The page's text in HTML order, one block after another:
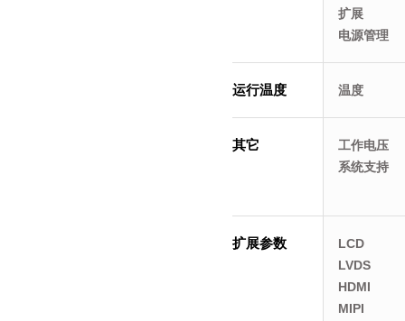
扩展
电源管理
运行温度 温度
其它
工作电压
系统支持
扩展参数
LCD
LVDS
HDMI
MIPI